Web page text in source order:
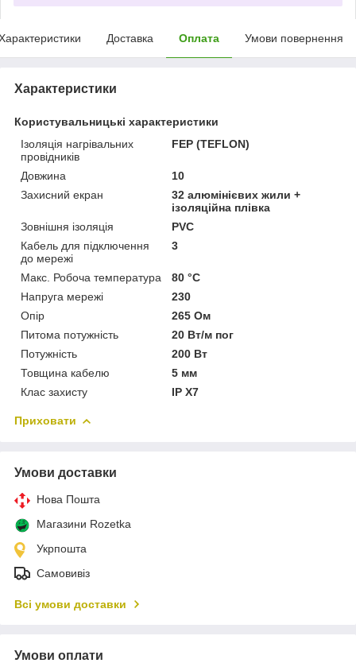
Доставка Оплата Умови повернення
Характеристики
Користувальницькі характеристики
Ізоляція нагрівальних
провідників
FEP (TEFLON)
Довжина
10
Захисний екран
32 алюмінієвих жили +
ізоляційна плівка
Зовнішня ізоляція
PVC
Кабель для підключення
до мережі
3
Макс. Робоча температура
80 °С
Напруга мережі
230
Опір
265 Ом
Питома потужність
20 Вт/м пог
Потужність
200 Вт
Товщина кабелю
5 мм
Клас захисту
IP X7
Приховати
Умови доставки
Нова Пошта
Магазини Rozetka
Укрпошта
Самовивіз
Всі умови доставки
Умови оплати